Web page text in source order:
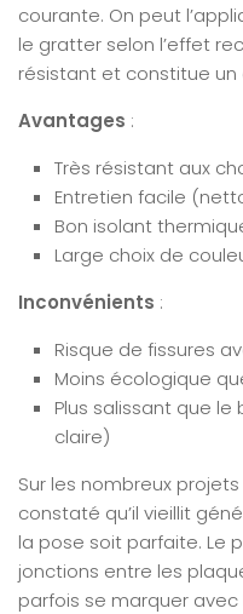
courante. On peut
le gratter selon l’effet
résistant et constitue
Avantages :
Très résistant aux
Entretien facile
Bon isolant
Large choix de
Inconvénients :
Risque de fissures
Moins écologique
Plus salissant que
claire)
Sur les nombreux projets
constaté qu’il vieillit
la pose soit parfaite. Le
jonctions entre les
parfois se marquer